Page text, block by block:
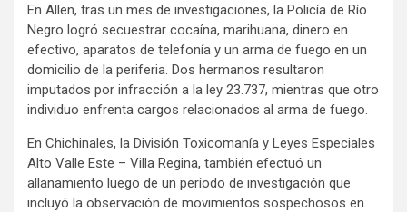
En Allen, tras un mes de investigaciones, la Policía de Río
Negro logró secuestrar cocaína, marihuana, dinero en
efectivo, aparatos de telefonía y un arma de fuego en un
domicilio de la periferia. Dos hermanos resultaron
imputados por infracción a la ley 23.737, mientras que otro
individuo enfrenta cargos relacionados al arma de fuego.
En Chichinales, la División Toxicomanía y Leyes Especiales
Alto Valle Este – Villa Regina, también efectuó un
allanamiento luego de un período de investigación que
incluyó la observación de movimientos sospechosos en